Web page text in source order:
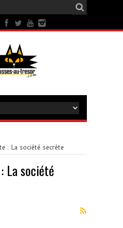
: La société secrète
La société